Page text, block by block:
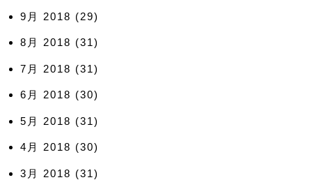
9月 2018 (29)
8月 2018 (31)
7月 2018 (31)
6月 2018 (30)
5月 2018 (31)
4月 2018 (30)
3月 2018 (31)